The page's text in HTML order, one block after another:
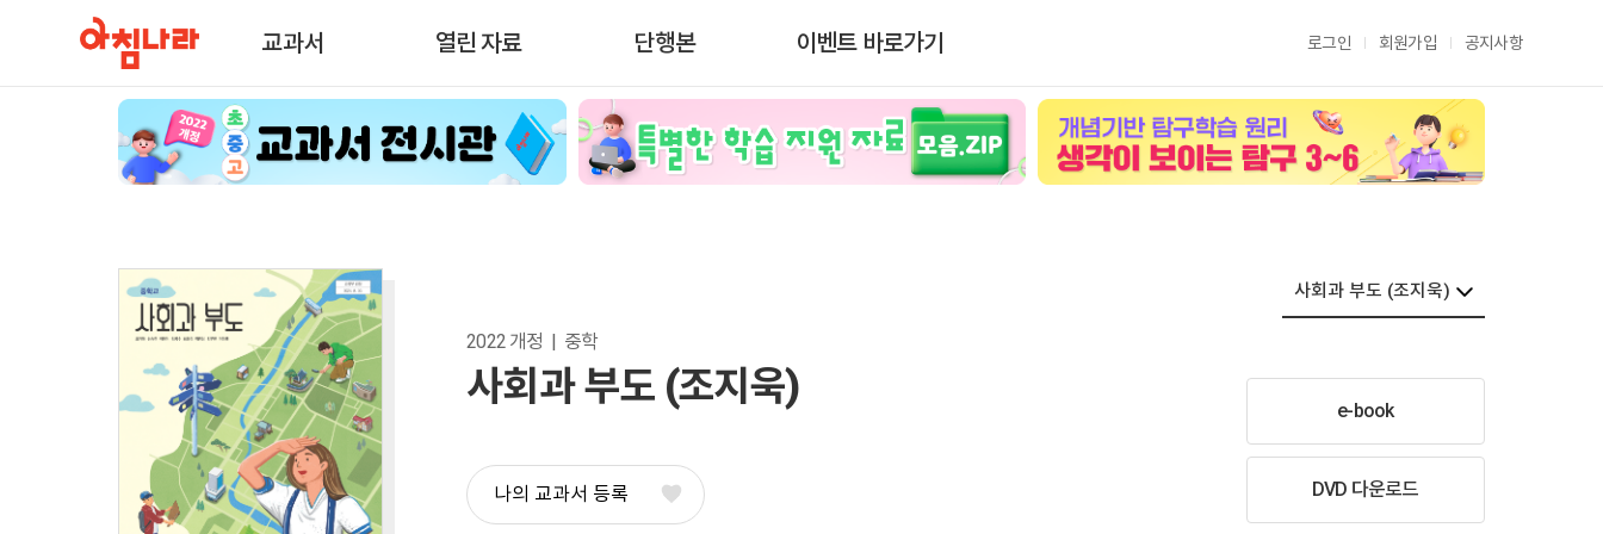
교과서 열린 자료 단행본 이벤트 바로가기 로그인 회원가입 공지사항
2022 개정  |  중학
사회과 부도 (조지욱)
나의 교과서 등록
e-book
DVD 다운로드